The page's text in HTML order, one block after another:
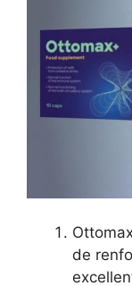
de